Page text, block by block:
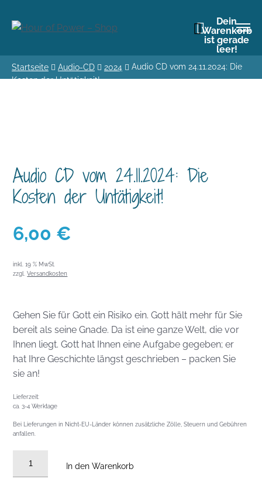
Dein
Warenkorb
ist gerade
leer!
Startseite Audio-CD 2024
Audio CD vom 24.11.2024: Die
Kosten der Untätigkeit!
Audio CD vom 24.11.2024: Die
Kosten der Untätigkeit!
6,00 €
inkl. 19 % MwSt.
zzgl.Versandkosten
Gehen Sie für Gott ein Risiko ein. Gott hält mehr für Sie
bereit als seine Gnade. Da ist eine ganze Welt, die vor
Ihnen liegt. Gott hat Ihnen eine Aufgabe gegeben; er
hat Ihre Geschichte längst geschrieben – packen Sie
sie an!
Lieferzeit:
ca. 3-4 Werktage
Bei Lieferungen in Nicht-EU-Länder können zusätzliche Zölle, Steuern und Gebühren
anfallen.
In den Warenkorb